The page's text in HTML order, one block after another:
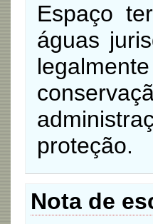
Espaço
águas
proteção.
Nota de